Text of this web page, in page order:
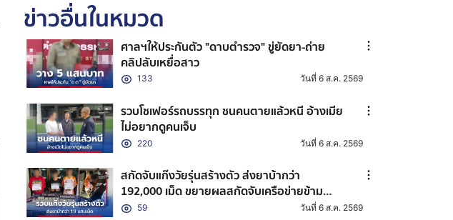
ข่าวอื่นในหมวด
ศาลฯให้ประกันตัว "ดาบตำรวจ" ขู่ยัดยา-ถ่าย
คลิปลับเหยื่อสาว
133 วันที่ 6 ส.ค. 2569
รวบโชเฟอร์รถบรรทุก ชนคนตายแล้วหนี อ้างเมีย
ไม่อยากดูคนเจ็บ
220 วันที่ 6 ส.ค. 2569
สกัดจับแก๊งวัยรุ่นสร้างตัว ส่งยาบ้ากว่า
192,000 เม็ด ขยายผลสกัดจับเครือข่ายข้าม
จังหวัด
59 วันที่ 6 ส.ค. 2569